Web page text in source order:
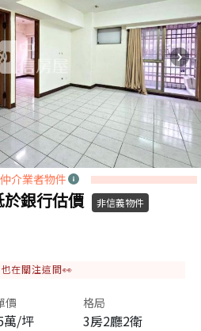
介業者物件
銀行估價 非信義物件
在關注這間👀
價
萬/坪
格局
3房2廳2衛